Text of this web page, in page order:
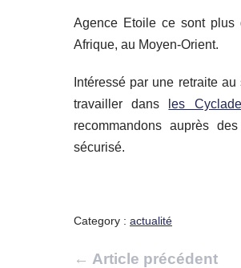
Agence Etoile ce sont plus
Afrique, au Moyen-Orient.
Intéressé par une retraite
travailler dans
les
recommandons auprès
sécurisé.
Category : actualité
Navigation
← Article précédent